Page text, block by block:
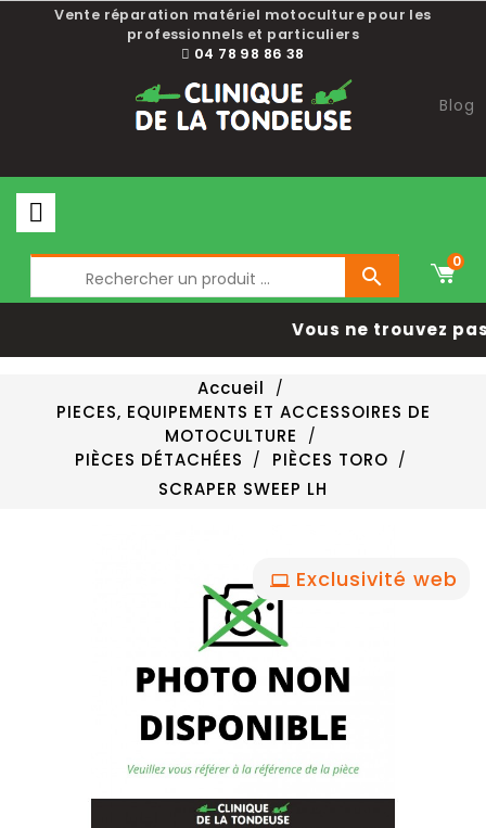
Vente réparation matériel motoculture pour les
professionnels et particuliers
04 78 98 86 38
Blog

0
Vous ne trouvez
Accueil
PIECES, EQUIPEMENTS ET ACCESSOIRES DE
MOTOCULTURE
PIÈCES DÉTACHÉES
PIÈCES TORO
SCRAPER SWEEP LH
Exclusivité web